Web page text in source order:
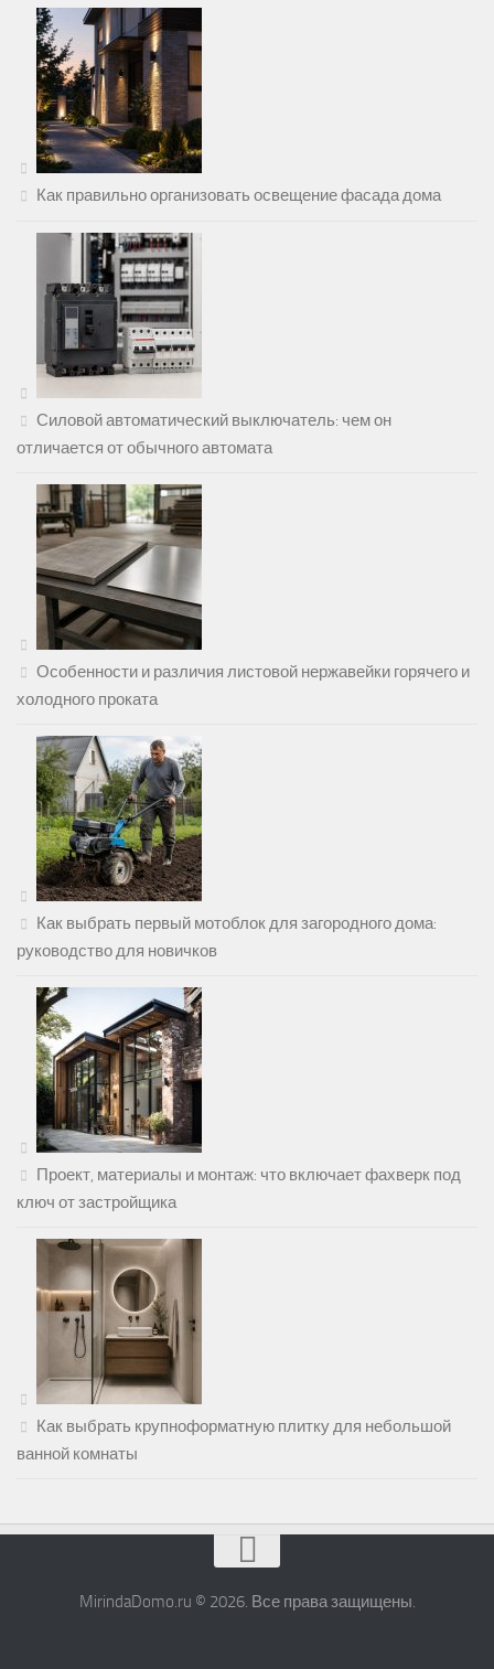
Как правильно организовать освещение фасада дома
Силовой автоматический выключатель: чем он
отличается от обычного автомата
Особенности и различия листовой нержавейки горячего и
холодного проката
Как выбрать первый мотоблок для загородного дома:
руководство для новичков
Проект, материалы и монтаж: что включает фахверк под
ключ от застройщика
Как выбрать крупноформатную плитку для небольшой
ванной комнаты
MirindaDomo.ru © 2026. Все права защищены.